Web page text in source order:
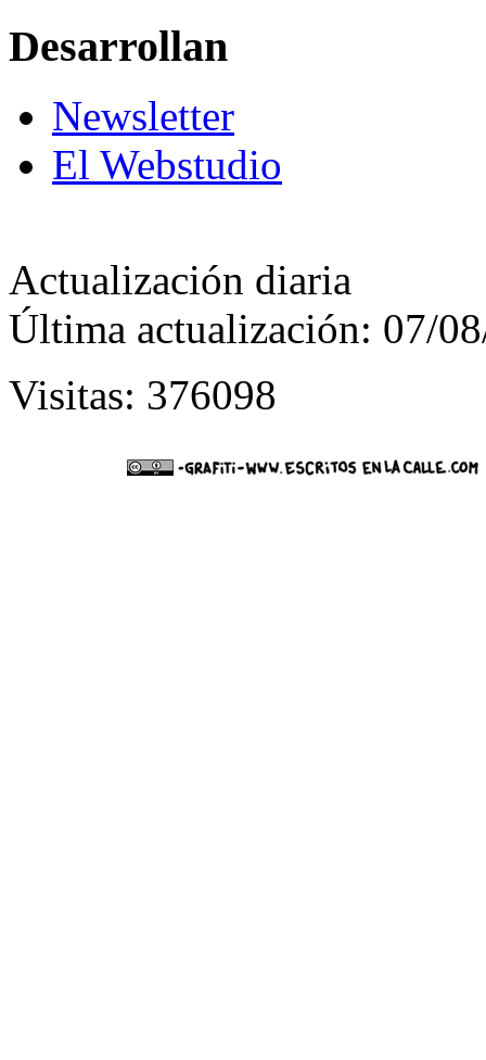
Desarrollan
Newsletter
El Webstudio
Actualización diaria
Última actualización: 07/
Visitas: 376098